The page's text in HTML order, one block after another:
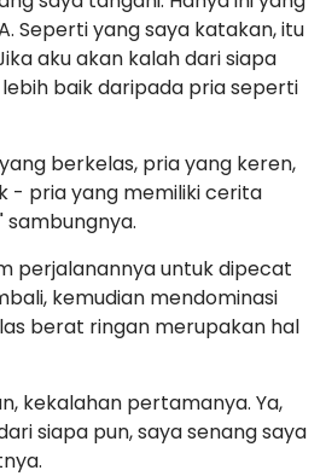
Seperti yang saya katakan, itu
aku akan kalah dari siapa
baik daripada pria seperti
berkelas, pria yang keren,
- pria yang memiliki cerita
sambungnya.
perjalanannya untuk dipecat
kemudian mendominasi
berat ringan merupakan hal
kekalahan pertamanya. Ya,
siapa pun, saya senang saya